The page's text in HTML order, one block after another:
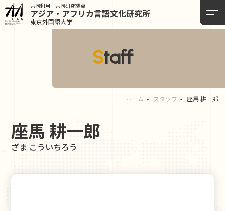
共同利用 共同研究拠点
アジア・アフリカ言語文化研究所
東京外国語大学
Staff
ホーム スタッフ 座馬 耕一郎
座馬 耕一郎
ざま こういちろう